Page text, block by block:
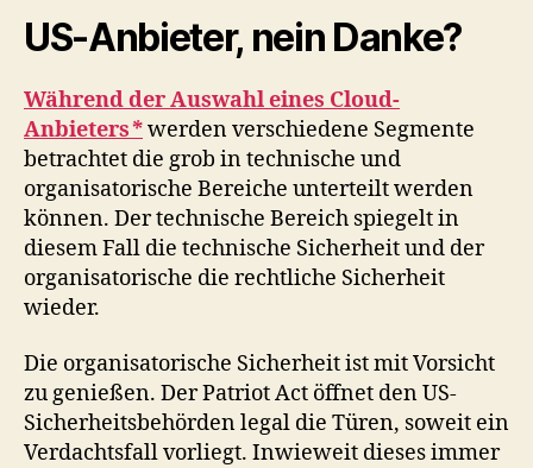
US-Anbieter, nein Danke?
Während der Auswahl eines Cloud-
Anbieters*werden verschiedene Segmente
betrachtet die grob in technische und
organisatorische Bereiche unterteilt werden
können. Der technische Bereich spiegelt in
diesem Fall die technische Sicherheit und der
organisatorische die rechtliche Sicherheit
wieder.
Die organisatorische Sicherheit ist mit Vorsicht
zu genießen. Der Patriot Act öffnet den US-
Sicherheitsbehörden legal die Türen, soweit ein
Verdachtsfall vorliegt. Inwieweit dieses immer